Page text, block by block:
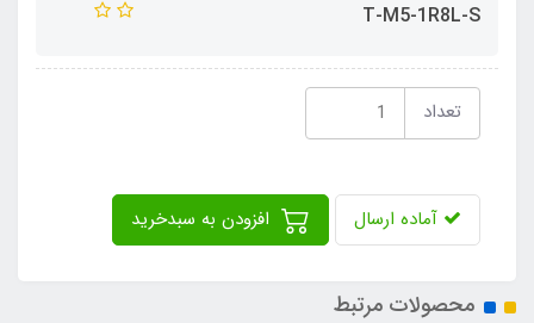
T-M5-1R8L-S
تعداد
آماده ارسال
محصولات مرتبط